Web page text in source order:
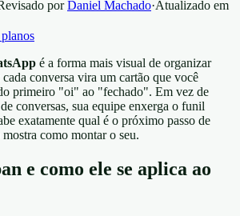
por Daniel Machado·Atualizado em
é a forma mais visual de organizar
conversa vira um cartão que você
primeiro "oi" ao "fechado". Em vez de
conversas, sua equipe enxerga o funil
exatamente qual é o próximo passo de
como montar o seu.
e como ele se aplica ao